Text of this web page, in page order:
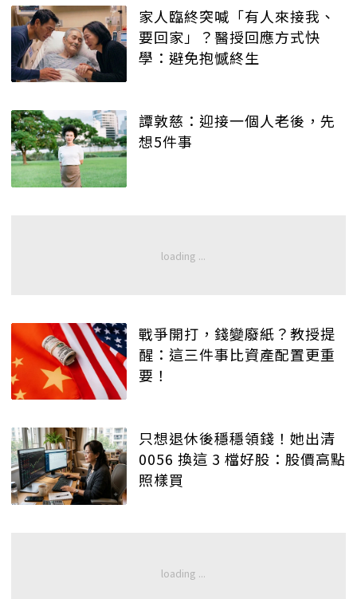
家人臨終突喊「有人來接我、
要回家」？醫授回應方式快
學：避免抱憾終生
譚敦慈：迎接一個人老後，先
想5件事
戰爭開打，錢變廢紙？教授提
醒：這三件事比資產配置更重
要！
只想退休後穩穩領錢！她出清
0056 換這 3 檔好股：股價高點
照樣買